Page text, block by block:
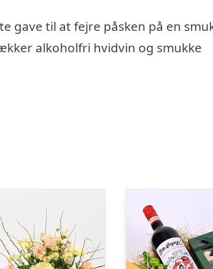
gave til at fejre påsken på en
alkoholfri hvidvin og smukke